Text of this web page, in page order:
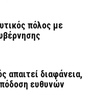
πόλος με
απαιτεί διαφάνεια,
ευθυνών